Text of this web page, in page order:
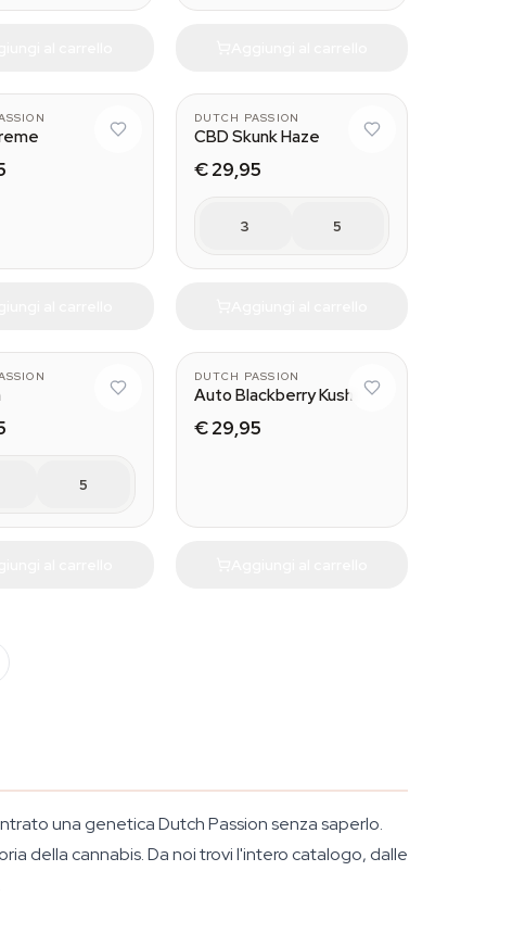
DUTCH PASSION
CBD Skunk Haze
€ 29,95
3 5
5
DUTCH PASSION
Auto Blackberry Kush
€ 29,95
una genetica Dutch Passion senza saperlo.
della cannabis. Da noi trovi l'intero catalogo, dalle